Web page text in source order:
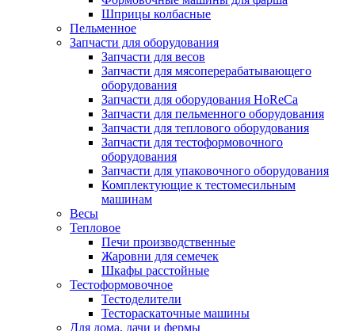
Шприцы колбасные
Пельменное
Запчасти для оборудования
Запчасти для весов
Запчасти для мясоперерабатывающего
оборудования
Запчасти для оборудования HoReCa
Запчасти для пельменного оборудования
Запчасти для теплового оборудования
Запчасти для тестоформовочного
оборудования
Запчасти для упаковочного оборудования
Комплектующие к тестомесильным
машинам
Весы
Тепловое
Печи производственные
Жаровни для семечек
Шкафы расстойные
Тестоформовочное
Тестоделители
Тестораскаточные машины
Для дома, дачи и фермы